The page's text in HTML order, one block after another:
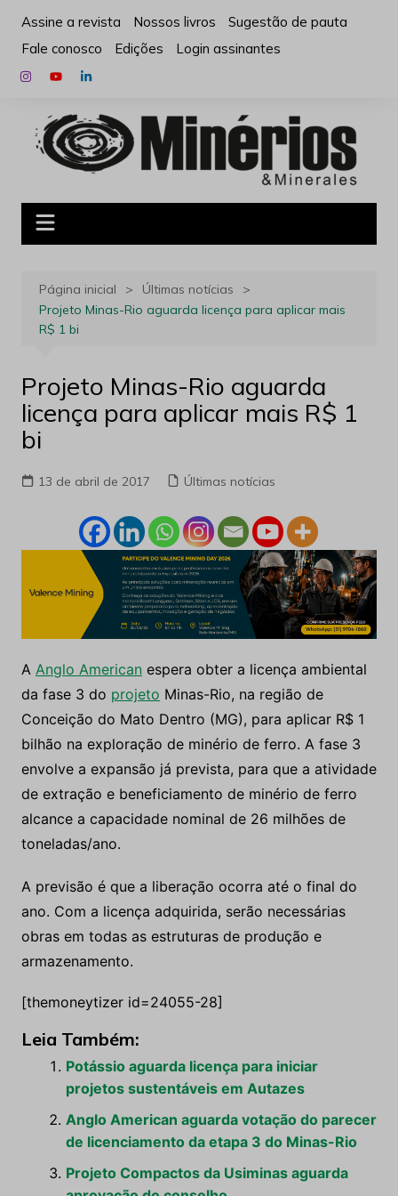
para
conteúdo
Assine a revista Nossos livros
Sugestão de pauta
Fale conosco
Edições Login assinantes
Página inicial
Últimas notícias
Projeto Minas-Rio aguarda licença para aplicar mais
R$ 1 bi
Projeto Minas-Rio aguarda
licença para aplicar mais R$ 1
bi
13 de abril de 2017 Últimas notícias
A Anglo American espera obter a licença ambiental
da fase 3 do projeto Minas-Rio, na região de
Conceição do Mato Dentro (MG), para aplicar R$ 1
bilhão na exploração de minério de ferro. A fase 3
envolve a expansão já prevista, para que a atividade
de extração e beneficiamento de minério de ferro
alcance a capacidade nominal de 26 milhões de
toneladas/ano.
A previsão é que a liberação ocorra até o final do
ano. Com a licença adquirida, serão necessárias
obras em todas as estruturas de produção e
armazenamento.
[themoneytizer id=24055-28]
Leia Também:
Potássio aguarda licença para iniciar
projetos sustentáveis em Autazes
Anglo American aguarda votação do parecer
de licenciamento da etapa 3 do Minas-Rio
Projeto Compactos da Usiminas aguarda